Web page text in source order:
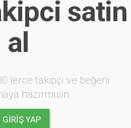
satin
al
lerce takipçi ve beğeni
hazırmısın
GIRIŞ YAP